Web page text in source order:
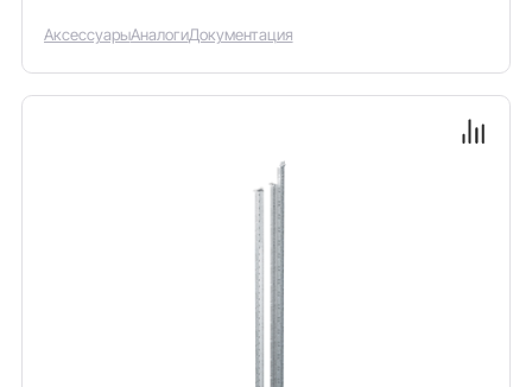
АксессуарыАналогиДокументация